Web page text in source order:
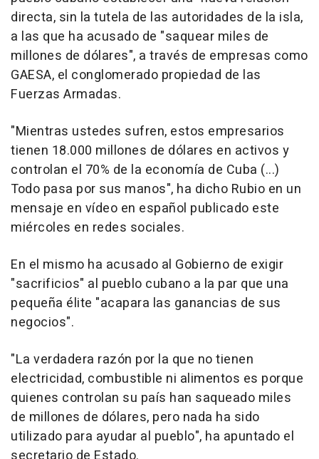
directa, sin la tutela de las autoridades de la isla,
a las que ha acusado de "saquear miles de
millones de dólares", a través de empresas como
GAESA, el conglomerado propiedad de las
Fuerzas Armadas.
"Mientras ustedes sufren, estos empresarios
tienen 18.000 millones de dólares en activos y
controlan el 70% de la economía de Cuba (...)
Todo pasa por sus manos", ha dicho Rubio en un
mensaje en vídeo en español publicado este
miércoles en redes sociales.
En el mismo ha acusado al Gobierno de exigir
"sacrificios" al pueblo cubano a la par que una
pequeña élite "acapara las ganancias de sus
negocios".
"La verdadera razón por la que no tienen
electricidad, combustible ni alimentos es porque
quienes controlan su país han saqueado miles
de millones de dólares, pero nada ha sido
utilizado para ayudar al pueblo", ha apuntado el